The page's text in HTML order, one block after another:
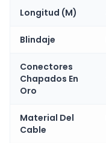
Longitud (M)
Blindaje
Conectores
Chapados En
Oro
Material Del
Cable